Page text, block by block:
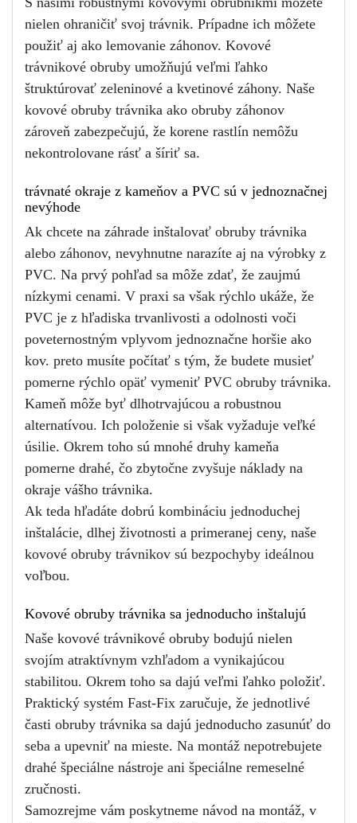
nielen ohraničiť svoj trávnik. Prípadne ich môžete
použiť aj ako lemovanie záhonov. Kovové
trávnikové obruby umožňujú veľmi ľahko
štruktúrovať zeleninové a kvetinové záhony. Naše
kovové obruby trávnika ako obruby záhonov
zároveň zabezpečujú, že korene rastlín nemôžu
nekontrolovane rásť a šíriť sa.
trávnaté okraje z kameňov a PVC sú v jednoznačnej
nevýhode
Ak chcete na záhrade inštalovať obruby trávnika
alebo záhonov, nevyhnutne narazíte aj na výrobky z
PVC. Na prvý pohľad sa môže zdať, že zaujmú
nízkymi cenami. V praxi sa však rýchlo ukáže, že
PVC je z hľadiska trvanlivosti a odolnosti voči
poveternostným vplyvom jednoznačne horšie ako
kov. preto musíte počítať s tým, že budete musieť
pomerne rýchlo opäť vymeniť PVC obruby trávnika.
Kameň môže byť dlhotrvajúcou a robustnou
alternatívou. Ich položenie si však vyžaduje veľké
úsilie. Okrem toho sú mnohé druhy kameňa
pomerne drahé, čo zbytočne zvyšuje náklady na
okraje vášho trávnika.
Ak teda hľadáte dobrú kombináciu jednoduchej
inštalácie, dlhej životnosti a primeranej ceny, naše
kovové obruby trávnikov sú bezpochyby ideálnou
voľbou.
Kovové obruby trávnika sa jednoducho inštalujú
Naše kovové trávnikové obruby bodujú nielen
svojím atraktívnym vzhľadom a vynikajúcou
stabilitou. Okrem toho sa dajú veľmi ľahko položiť.
Praktický systém Fast-Fix zaručuje, že jednotlivé
časti obruby trávnika sa dajú jednoducho zasunúť do
seba a upevniť na mieste. Na montáž nepotrebujete
drahé špeciálne nástroje ani špeciálne remeselné
zručnosti.
Samozrejme vám poskytneme návod na montáž, v